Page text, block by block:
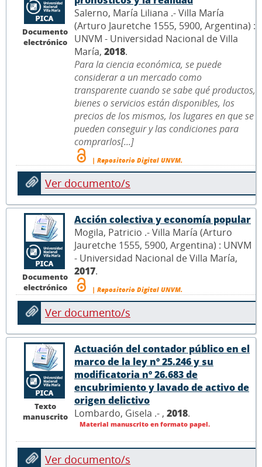
Documento
electrónico
Salerno, María Liliana .- Villa María
(Arturo Jauretche 1555, 5900, Argentina) :
UNVM - Universidad Nacional de Villa
María, 2018.
Para la ciencia económica, se puede
considerar a un mercado como
transparente cuando se sabe qué productos,
bienes o servicios están disponibles, los
precios de los mismos, los lugares en que se
pueden conseguir y las condiciones para
comprarlos[...]
| Repositorio Digital UNVM.
Ver documento/s
Documento
electrónico
Acción colectiva y economía popular
Mogila, Patricio .- Villa María (Arturo
Jauretche 1555, 5900, Argentina) : UNVM
- Universidad Nacional de Villa María,
2017.
| Repositorio Digital UNVM.
Ver documento/s
Texto
manuscrito
Actuación del contador público en el
marco de la ley nº 25.246 y su
modificatoria nº 26.683 de
encubrimiento y lavado de activo de
origen delictivo
Lombardo, Gisela .- , 2018.
Material manuscrito en formato papel.
Ver documento/s